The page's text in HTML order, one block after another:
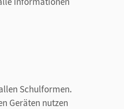
Schulformen.
Geräten nutzen